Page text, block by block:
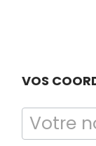
VOS